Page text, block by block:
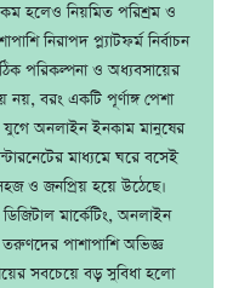
হলেও নিয়মিত পরিশ্রম ও
নিরাপদ প্ল্যাটফর্ম নির্বাচন
পরিকল্পনা ও অধ্যবসায়ের
বরং একটি পূর্ণাঙ্গ পেশা
যুগে অনলাইন ইনকাম মানুষের
মাধ্যমে ঘরে বসেই
ও জনপ্রিয় হয়ে উঠেছে।
মার্কেটিং, অনলাইন
পাশাপাশি অভিজ্ঞ
সবচেয়ে বড় সুবিধা হলো